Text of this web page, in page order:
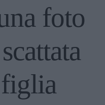
foto